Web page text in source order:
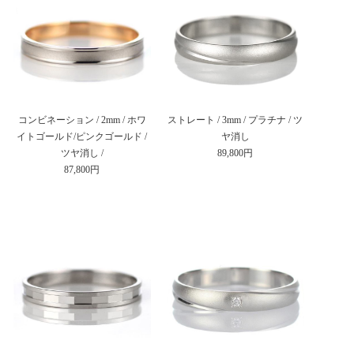
ストレート / 3mm / プラチナ / ツ
ヤ消し
89,800円
コンビネーション / 2mm / ホワ
イトゴールド/ピンクゴールド /
ツヤ消し /
87,800円